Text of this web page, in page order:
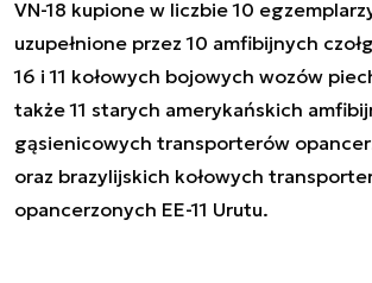
VN-18 kupione w liczbie 10
uzupełnione przez 10 amfibijnych
16 i 11 kołowych bojowych wozów
także 11 starych amerykańskich
gąsienicowych transporterów
oraz brazylijskich kołowych
opancerzonych EE-11 Urutu.